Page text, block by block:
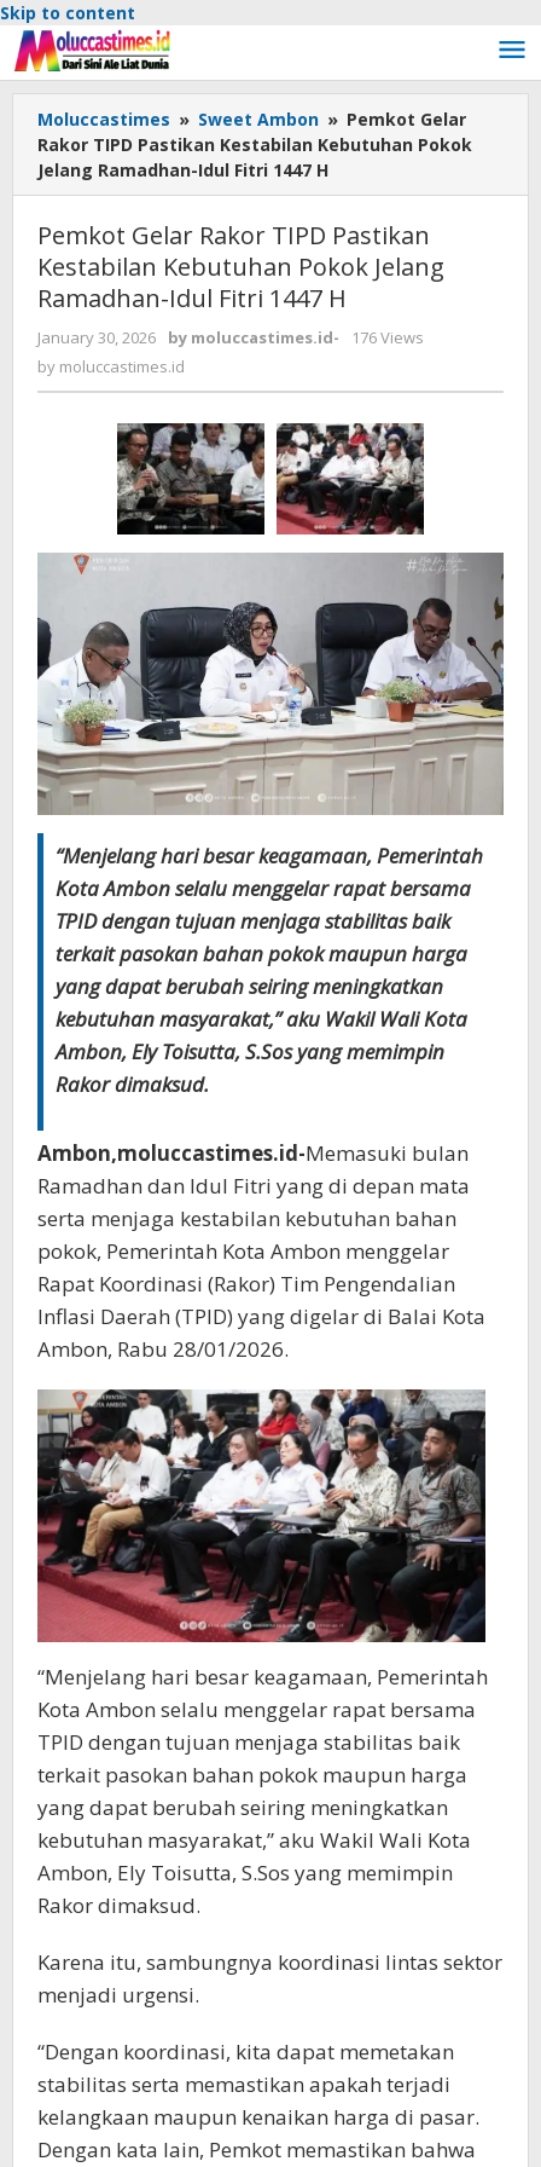
Skip to content
Moluccastimes » Sweet Ambon » Pemkot Gelar
Rakor TIPD Pastikan Kestabilan Kebutuhan Pokok
Jelang Ramadhan-Idul Fitri 1447 H
Pemkot Gelar Rakor TIPD Pastikan
Kestabilan Kebutuhan Pokok Jelang
Ramadhan-Idul Fitri 1447 H
January 30, 2026 by moluccastimes.id-
176 Views
by moluccastimes.id
“Menjelang hari besar keagamaan, Pemerintah
Kota Ambon selalu menggelar rapat bersama
TPID dengan tujuan menjaga stabilitas baik
terkait pasokan bahan pokok maupun harga
yang dapat berubah seiring meningkatkan
kebutuhan masyarakat,” aku Wakil Wali Kota
Ambon, Ely Toisutta, S.Sos yang memimpin
Rakor dimaksud.
Ambon,moluccastimes.id-Memasuki bulan
Ramadhan dan Idul Fitri yang di depan mata
serta menjaga kestabilan kebutuhan bahan
pokok, Pemerintah Kota Ambon menggelar
Rapat Koordinasi (Rakor) Tim Pengendalian
Inflasi Daerah (TPID) yang digelar di Balai Kota
Ambon, Rabu 28/01/2026.
“Menjelang hari besar keagamaan, Pemerintah
Kota Ambon selalu menggelar rapat bersama
TPID dengan tujuan menjaga stabilitas baik
terkait pasokan bahan pokok maupun harga
yang dapat berubah seiring meningkatkan
kebutuhan masyarakat,” aku Wakil Wali Kota
Ambon, Ely Toisutta, S.Sos yang memimpin
Rakor dimaksud.
Karena itu, sambungnya koordinasi lintas sektor
menjadi urgensi.
“Dengan koordinasi, kita dapat memetakan
stabilitas serta memastikan apakah terjadi
kelangkaan maupun kenaikan harga di pasar.
Dengan kata lain, Pemkot memastikan bahwa